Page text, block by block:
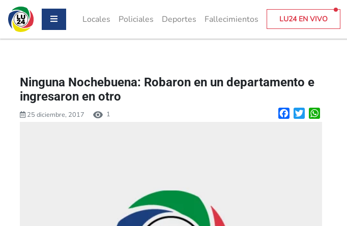
Locales Policiales Deportes Fallecimientos LU24 EN VIVO
Ninguna Nochebuena: Robaron en un departamento e
ingresaron en otro
25 diciembre, 2017 1 FacebookTwitter